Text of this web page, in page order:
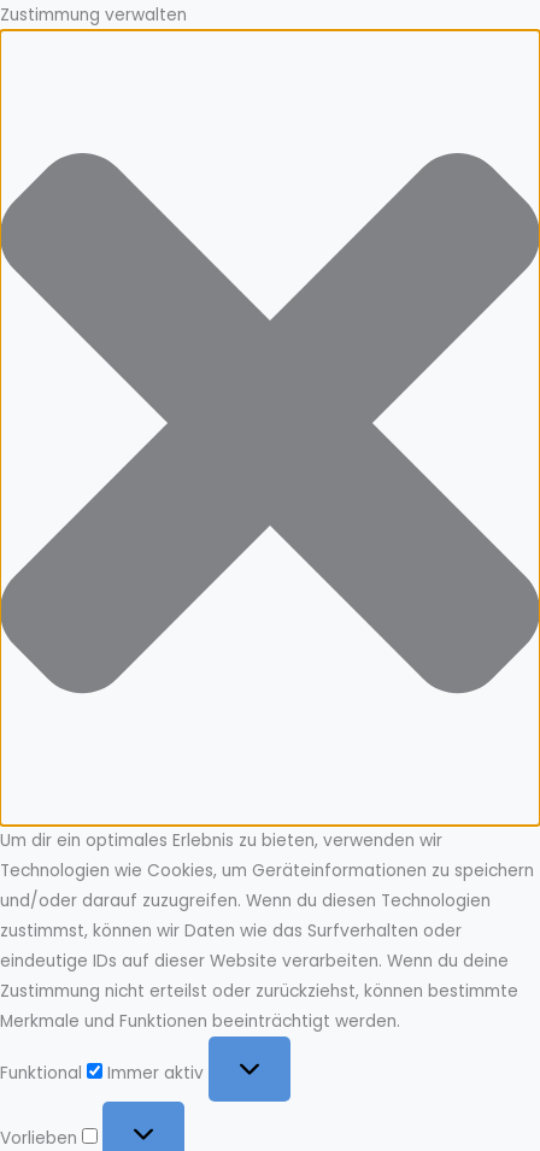
Zustimmung verwalten
Um dir ein optimales Erlebnis zu bieten, verwenden wir
Technologien wie Cookies, um Geräteinformationen zu speichern
und/oder darauf zuzugreifen. Wenn du diesen Technologien
zustimmst, können wir Daten wie das Surfverhalten oder
eindeutige IDs auf dieser Website verarbeiten. Wenn du deine
Zustimmung nicht erteilst oder zurückziehst, können bestimmte
Merkmale und Funktionen beeinträchtigt werden.
Funktional
Immer aktiv
Vorlieben